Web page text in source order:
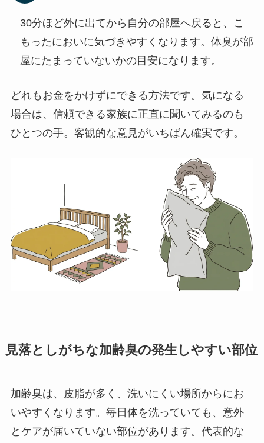
30分ほど外に出てから自分の部屋へ戻ると、こ
もったにおいに気づきやすくなります。体臭が部
屋にたまっていないかの目安になります。
どれもお金をかけずにできる方法です。気になる
場合は、信頼できる家族に正直に聞いてみるのも
ひとつの手。客観的な意見がいちばん確実です。
見落としがちな加齢臭の発生しやすい部位
加齢臭は、皮脂が多く、洗いにくい場所からにお
いやすくなります。毎日体を洗っていても、意外
とケアが届いていない部位があります。代表的な